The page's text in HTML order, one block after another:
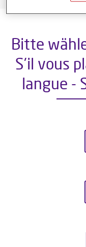
Bitte
S'il vous
langue -